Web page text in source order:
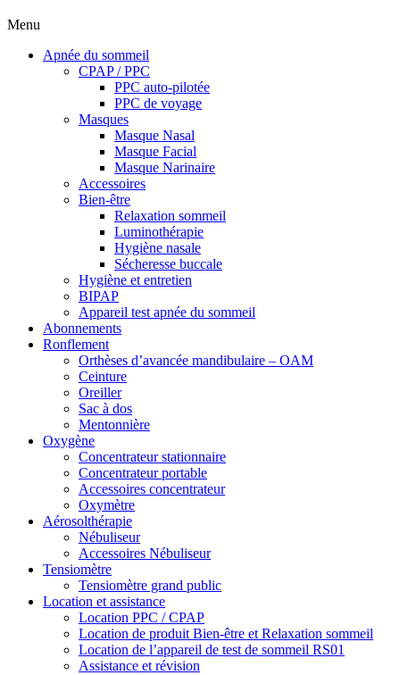
Menu
Apnée du sommeil
CPAP / PPC
PPC auto-pilotée
PPC de voyage
Masques
Masque Nasal
Masque Facial
Masque Narinaire
Accessoires
Bien-être
Relaxation sommeil
Luminothérapie
Hygiène nasale
Sécheresse buccale
Hygiène et entretien
BIPAP
Appareil test apnée du sommeil
Abonnements
Ronflement
Orthèses d’avancée mandibulaire – OAM
Ceinture
Oreiller
Sac à dos
Mentonnière
Oxygène
Concentrateur stationnaire
Concentrateur portable
Accessoires concentrateur
Oxymètre
Aérosolthérapie
Nébuliseur
Accessoires Nébuliseur
Tensiomètre
Tensiomètre grand public
Location et assistance
Location PPC / CPAP
Location de produit Bien-être et Relaxation sommeil
Location de l’appareil de test de sommeil RS01
Assistance et révision